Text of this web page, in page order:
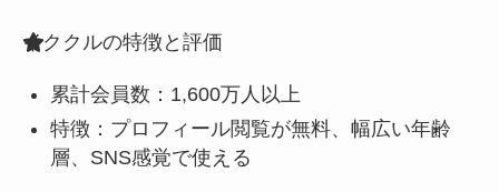
イククルの特徴と評価
累計会員数：1,600万人以上
特徴：プロフィール閲覧が無料、幅広い年齢
層、SNS感覚で使える